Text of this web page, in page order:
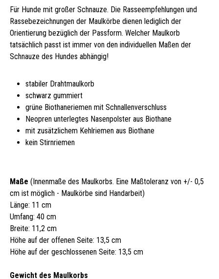
Für Hunde mit großer Schnauze. Die Rasseempfehlungen und
Rassebezeichnungen der Maulkörbe dienen lediglich der
Orientierung bezüglich der Passform. Welcher Maulkorb
tatsächlich passt ist immer von den individuellen Maßen der
Schnauze des Hundes abhängig!
stabiler Drahtmaulkorb
schwarz gummiert
grüne Biothaneriemen mit Schnallenverschluss
Neopren unterlegtes Nasenpolster aus Biothane
mit zusätzlichem Kehlriemen aus Biothane
kein Stirnriemen
Maße (Innenmaße des Maulkorbs. Eine Maßtoleranz von +/- 0,5
cm ist möglich - Maulkörbe sind Handarbeit)
Länge: 11 cm
Umfang: 40 cm
Breite: 11,2 cm
Höhe auf der offenen Seite: 13,5 cm
Höhe auf der geschlossenen Seite: 13,5 cm
Gewicht des Maulkorbs